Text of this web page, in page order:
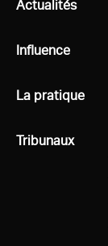
Tous
Actualités
Tous
Influence
Tous
La pratique
Tous
Tribunaux